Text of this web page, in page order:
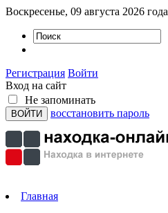
Воскресенье, 09 августа 2026 года
Регистрация Войти
Вход на сайт
Не запоминать
восстановить пароль
Главная